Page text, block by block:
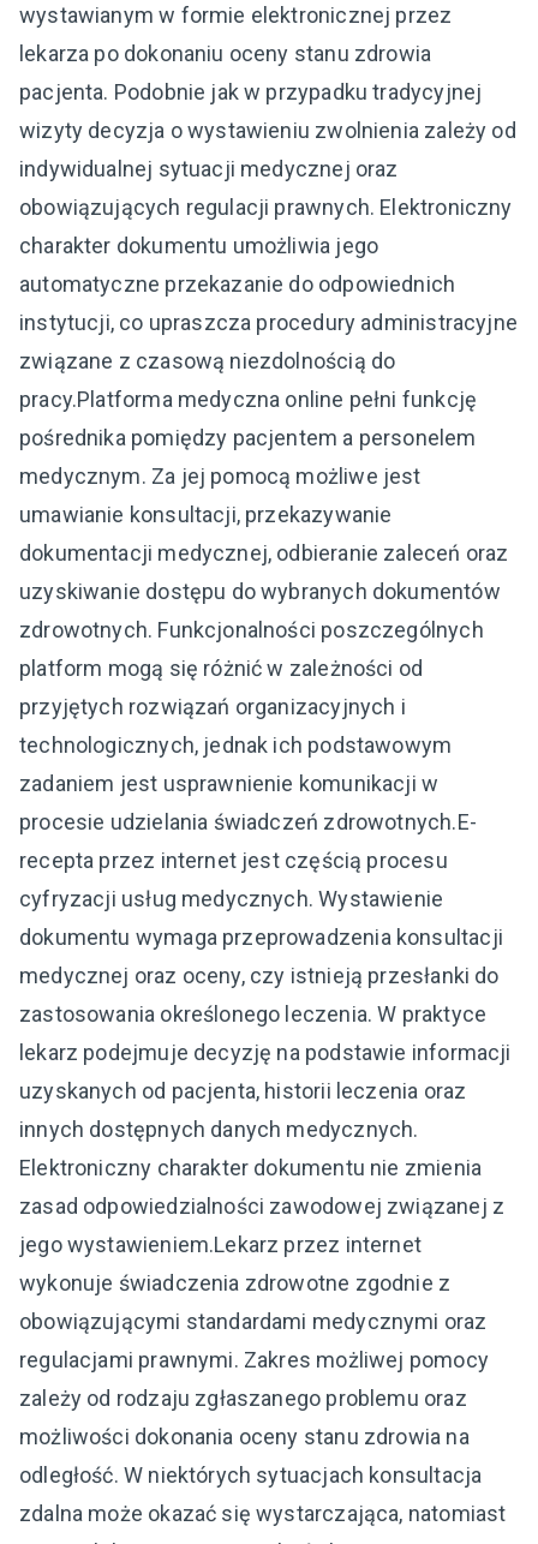
wystawianym w formie elektronicznej przez
lekarza po dokonaniu oceny stanu zdrowia
pacjenta. Podobnie jak w przypadku tradycyjnej
wizyty decyzja o wystawieniu zwolnienia zależy od
indywidualnej sytuacji medycznej oraz
obowiązujących regulacji prawnych. Elektroniczny
charakter dokumentu umożliwia jego
automatyczne przekazanie do odpowiednich
instytucji, co upraszcza procedury administracyjne
związane z czasową niezdolnością do
pracy.Platforma medyczna online pełni funkcję
pośrednika pomiędzy pacjentem a personelem
medycznym. Za jej pomocą możliwe jest
umawianie konsultacji, przekazywanie
dokumentacji medycznej, odbieranie zaleceń oraz
uzyskiwanie dostępu do wybranych dokumentów
zdrowotnych. Funkcjonalności poszczególnych
platform mogą się różnić w zależności od
przyjętych rozwiązań organizacyjnych i
technologicznych, jednak ich podstawowym
zadaniem jest usprawnienie komunikacji w
procesie udzielania świadczeń zdrowotnych.E-
recepta przez internet jest częścią procesu
cyfryzacji usług medycznych. Wystawienie
dokumentu wymaga przeprowadzenia konsultacji
medycznej oraz oceny, czy istnieją przesłanki do
zastosowania określonego leczenia. W praktyce
lekarz podejmuje decyzję na podstawie informacji
uzyskanych od pacjenta, historii leczenia oraz
innych dostępnych danych medycznych.
Elektroniczny charakter dokumentu nie zmienia
zasad odpowiedzialności zawodowej związanej z
jego wystawieniem.Lekarz przez internet
wykonuje świadczenia zdrowotne zgodnie z
obowiązującymi standardami medycznymi oraz
regulacjami prawnymi. Zakres możliwej pomocy
zależy od rodzaju zgłaszanego problemu oraz
możliwości dokonania oceny stanu zdrowia na
odległość. W niektórych sytuacjach konsultacja
zdalna może okazać się wystarczająca, natomiast